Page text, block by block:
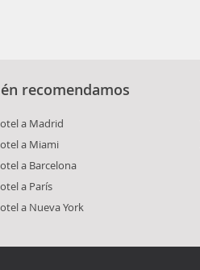
recomendamos
a Madrid
a Miami
a Barcelona
a París
a Nueva York